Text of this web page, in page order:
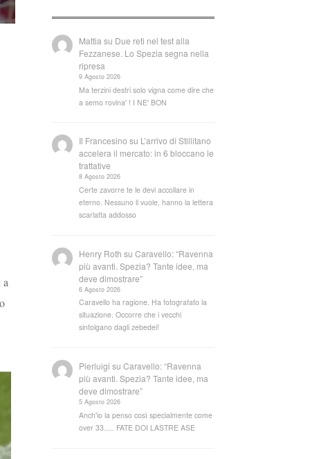
Mattia su Due reti nel test alla
Fezzanese. Lo Spezia segna nella
ripresa
9 Agosto 2026
Ma terzini destri solo vigna come dire che
a semo rovina' ! I NE' BON
Il Francesino su L’arrivo di Stillitano
accelera il mercato: in 6 bloccano le
trattative
8 Agosto 2026
Certe zavorre te le devi accollare in
eterno. Nessuno li vuole, hanno la lettera
scarlatta addosso
Henry Roth suCaravello: “Ravenna
più avanti. Spezia? Tante idee, ma
deve dimostrare”
6 Agosto 2026
Caravello ha ragione. Ha fotografato la
situazione. Occorre che i vecchi
sintolgano dagli zebedei!
Pierluigi suCaravello: “Ravenna
più avanti. Spezia? Tante idee, ma
deve dimostrare”
5 Agosto 2026
Anch'io la penso così specialmente come
over 33..... FATE DOI LASTRE ASE